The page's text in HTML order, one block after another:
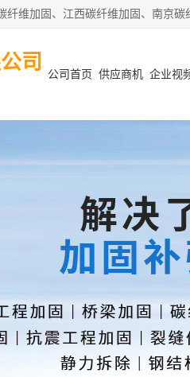
司
公司首页 供应商机 企业视